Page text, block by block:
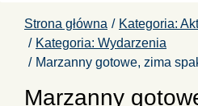
Strona główna
Kategoria:
Kategoria: Wydarzenia
Marzanny gotowe, zima
Marzanny